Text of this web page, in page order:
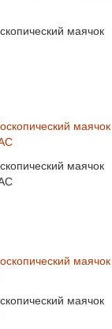
маячок
маячок
маячок